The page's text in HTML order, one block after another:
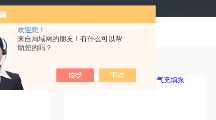
欢迎您！
来自局域网的朋友！有什么可以帮
助您的吗？